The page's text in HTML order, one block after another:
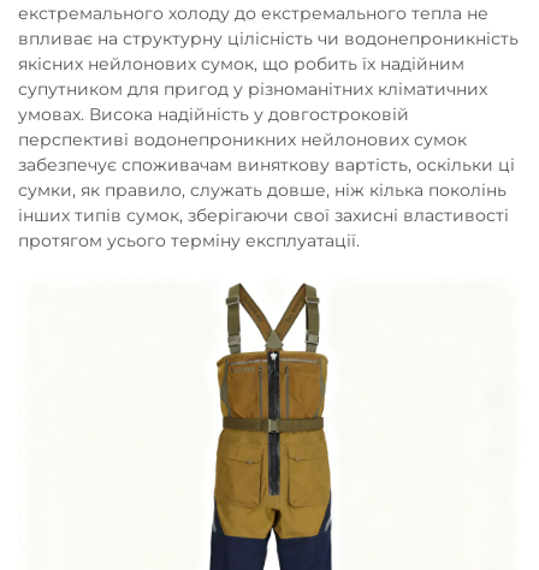
екстремального холоду до екстремального тепла не
впливає на структурну цілісність чи водонепроникність
якісних нейлонових сумок, що робить їх надійним
супутником для пригод у різноманітних кліматичних
умовах. Висока надійність у довгостроковій
перспективі водонепроникних нейлонових сумок
забезпечує споживачам виняткову вартість, оскільки ці
сумки, як правило, служать довше, ніж кілька поколінь
інших типів сумок, зберігаючи свої захисні властивості
протягом усього терміну експлуатації.